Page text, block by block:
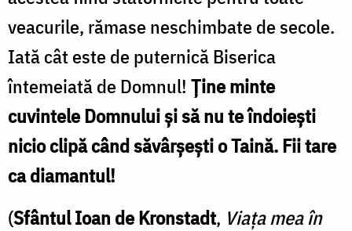
veacurile, rămase neschimbate de secole.
Iată cât este de puternică Biserica
întemeiată de Domnul! Ține minte
cuvintele Domnului și să nu te îndoiești
nicio clipă când săvârșești o Taină. Fii tare
ca diamantul!
(Sfântul Ioan de Kronstadt, Viața mea în